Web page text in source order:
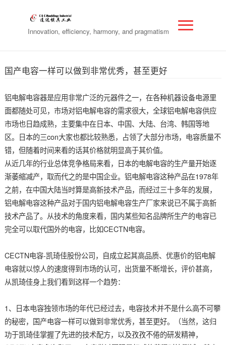
Innovation, efficiency, harmony, and pragmatism
国产电容一样可以做到非常优秀，甚至更好
铝电解电容器是应用非常广泛的元器件之一，在各种机器设备电源里
面都随处可见，市场对铝电解电容的需求很大，全球铝电解电容供应
市场也日趋成熟，主要集中在日本、中国、大陆、台湾、韩国等地
区。日本的三con大家也都比较熟悉，占领了大部分市场，电容质量不
错，但随着时间来看的话其价格就明显高于其价值。
从近几年的行业总体竞争格局来看，日本的电解电容的生产量开始逐
渐萎缩减产，取而代之的是中国企业。铝电解电容这种产品在1978年
之前，在中国大陆当时算是高新技术产品，而经过三十多年的发展，
铝电解电容这种产品对于国内铝电解电容生产厂家来说已不属于高新
技术产品了。从技术的角度来看，国内某些知名品牌所生产的电容已
完全可以取代国外的电容，比如CECTN电容。
CECTN电容-凯琦佳股份公司，自成立起其高品质、优惠价的铝电解
电容就以惊人的速度得到市场的认可，出货量不断增长，评价甚高，
从凯琦佳身上我们看到这样一个趋势：
1、日本电容独领市场的年代已经过去，电容技术并不是什么高不可攀
的秘密，国产电容一样可以做到非常优秀，甚至更好。（当然，这归
功于凯琦佳掌握了先进的技术配方，以及孜孜不倦的研发精神，